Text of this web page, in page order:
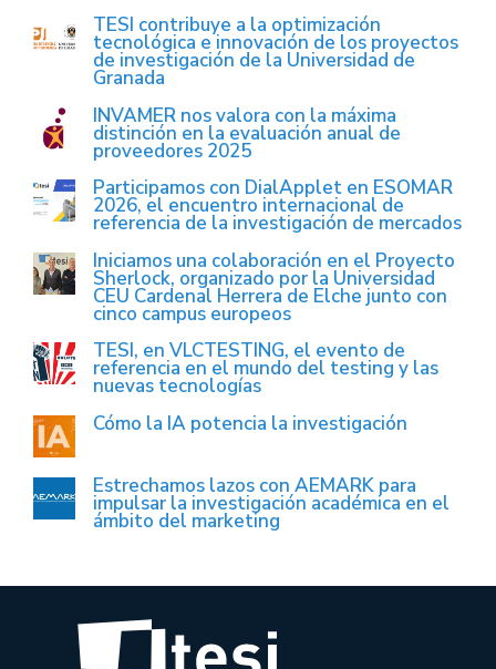
TESI contribuye a la optimización
tecnológica e innovación de los proyectos
de investigación de la Universidad de
Granada
INVAMER nos valora con la máxima
distinción en la evaluación anual de
proveedores 2025
Participamos con DialApplet en ESOMAR
2026, el encuentro internacional de
referencia de la investigación de mercados
Iniciamos una colaboración en el Proyecto
Sherlock, organizado por la Universidad
CEU Cardenal Herrera de Elche junto con
cinco campus europeos
TESI, en VLCTESTING, el evento de
referencia en el mundo del testing y las
nuevas tecnologías
Cómo la IA potencia la investigación
Estrechamos lazos con AEMARK para
impulsar la investigación académica en el
ámbito del marketing